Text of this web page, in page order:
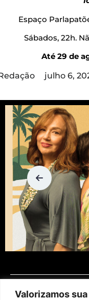
Valorizamos
Espaço
Sábados, 22h.
Até 29 de
julho 6,